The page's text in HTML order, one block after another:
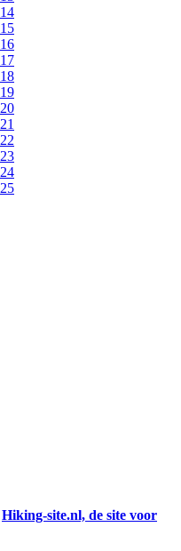
Hiking-site.nl, de site voor